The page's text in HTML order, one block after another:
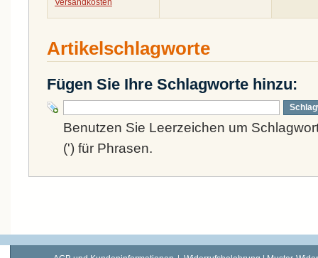
Versandkosten
Artikelschlagworte
Fügen Sie Ihre Schlagworte hinzu:
Benutzen Sie Leerzeichen um
(') für Phrasen.